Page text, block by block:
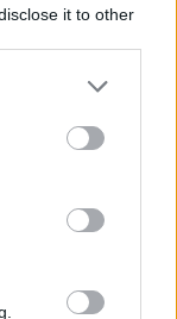
it to other
more Google
may click to
party tags to
below Google
του Τζορτζ
που κατέληξε